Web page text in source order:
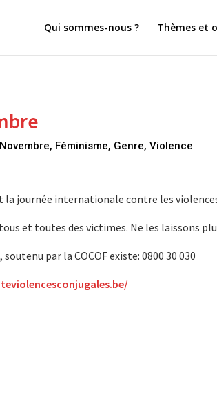
Qui sommes-nous ? Thèmes et
, Féminisme, Genre,Violence
la journée internationale contre les
et toutes des victimes. Ne les laissons
par la COCOF existe: 0800 30 030